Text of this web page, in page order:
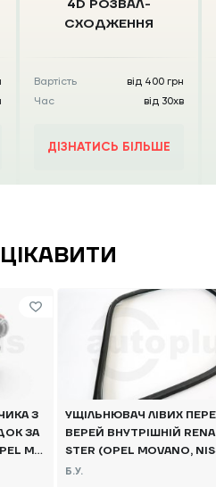
4D РОЗВАЛ-
СХОДЖЕННЯ
Вартість
від 400 грн
Час
від 30хв
ДІЗНАТИСЬ БІЛЬШЕ
З
ЗА
MO
-, 44
УЩІЛЬНЮВАЧ ЛІВИХ
ВЕРЕЙ ВНУТРІШНІЙ
STER (OPEL MOVANO,
400) 2010 -,
Б.У.